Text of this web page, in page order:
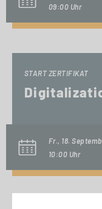
09:00 Uhr
START ZERTIFIKAT
Fr., 18.
10:00 Uhr